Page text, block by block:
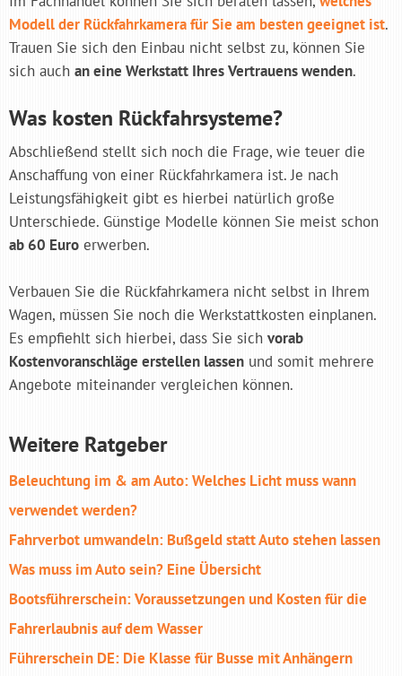
Modell der Rückfahrkamera für Sie am besten geeignet ist.
Trauen Sie sich den Einbau nicht selbst zu, können Sie
sich auch an eine Werkstatt Ihres Vertrauens wenden.
Was kosten Rückfahrsysteme?
Abschließend stellt sich noch die Frage, wie teuer die
Anschaffung von einer Rückfahrkamera ist. Je nach
Leistungsfähigkeit gibt es hierbei natürlich große
Unterschiede. Günstige Modelle können Sie meist schon
ab 60 Euro erwerben.
Verbauen Sie die Rückfahrkamera nicht selbst in Ihrem
Wagen, müssen Sie noch die Werkstattkosten einplanen.
Es empfiehlt sich hierbei, dass Sie sich vorab
Kostenvoranschläge erstellen lassen und somit mehrere
Angebote miteinander vergleichen können.
Weitere Ratgeber
Beleuchtung im & am Auto: Welches Licht muss wann
verwendet werden?
Fahrverbot umwandeln: Bußgeld statt Auto stehen lassen
Was muss im Auto sein? Eine Übersicht
Bootsführerschein: Voraussetzungen und Kosten für die
Fahrerlaubnis auf dem Wasser
Führerschein DE: Die Klasse für Busse mit Anhängern